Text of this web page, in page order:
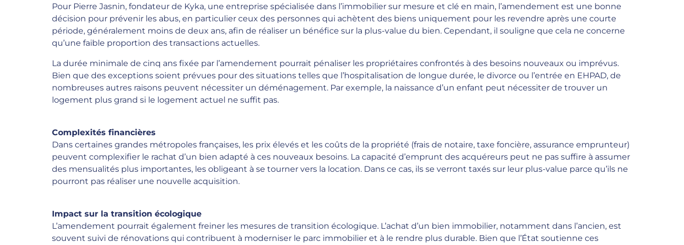
Pour Pierre Jasnin, fondateur de Kyka, une entreprise spécialisée dans l’immobilier sur mesure et clé en main, l’amendement est une bonne
décision pour prévenir les abus, en particulier ceux des personnes qui achètent des biens uniquement pour les revendre après une courte
période, généralement moins de deux ans, afin de réaliser un bénéfice sur la plus-value du bien. Cependant, il souligne que cela ne concerne
qu’une faible proportion des transactions actuelles.
La durée minimale de cinq ans fixée par l’amendement pourrait pénaliser les propriétaires confrontés à des besoins nouveaux ou imprévus.
Bien que des exceptions soient prévues pour des situations telles que l’hospitalisation de longue durée, le divorce ou l’entrée en EHPAD, de
nombreuses autres raisons peuvent nécessiter un déménagement. Par exemple, la naissance d’un enfant peut nécessiter de trouver un
logement plus grand si le logement actuel ne suffit pas.
Complexités financières
Dans certaines grandes métropoles françaises, les prix élevés et les coûts de la propriété (frais de notaire, taxe foncière, assurance emprunteur)
peuvent complexifier le rachat d’un bien adapté à ces nouveaux besoins. La capacité d’emprunt des acquéreurs peut ne pas suffire à assumer
des mensualités plus importantes, les obligeant à se tourner vers la location. Dans ce cas, ils se verront taxés sur leur plus-value parce qu’ils ne
pourront pas réaliser une nouvelle acquisition.
Impact sur la transition écologique
L’amendement pourrait également freiner les mesures de transition écologique. L’achat d’un bien immobilier, notamment dans l’ancien, est
souvent suivi de rénovations qui contribuent à moderniser le parc immobilier et à le rendre plus durable. Bien que l’État soutienne ces